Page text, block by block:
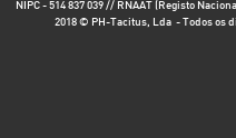
NIPC - 514 837 039 // RNAAT (Registo
2018 © PH-Tacitus, Lda - Todos os